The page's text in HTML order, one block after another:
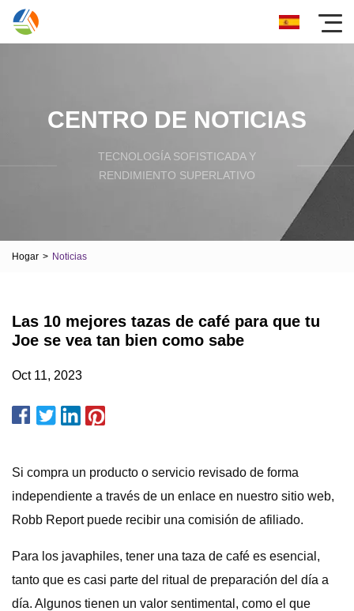
CENTRO DE NOTICIAS
TECNOLOGÍA SOFISTICADA Y
RENDIMIENTO SUPERLATIVO
Hogar > Noticias
Las 10 mejores tazas de café para que tu
Joe se vea tan bien como sabe
Oct 11, 2023
Si compra un producto o servicio revisado de forma
independiente a través de un enlace en nuestro sitio web,
Robb Report puede recibir una comisión de afiliado.
Para los javaphiles, tener una taza de café es esencial,
tanto que es casi parte del ritual de preparación del día a
día. Algunos tienen un valor sentimental, como el que